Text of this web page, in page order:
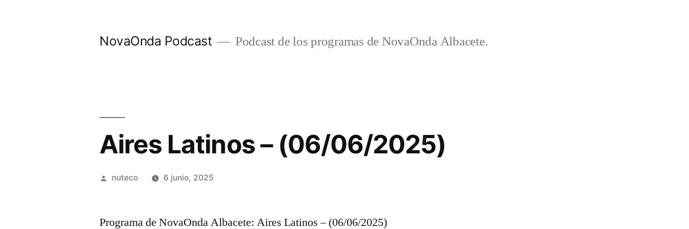
NovaOnda Podcast Podcast de los programas de NovaOnda Albacete.
Aires Latinos – (06/06/2025)
Publicada
nuteco 6 junio, 2025
Programa de NovaOnda Albacete: Aires Latinos – (06/06/2025)